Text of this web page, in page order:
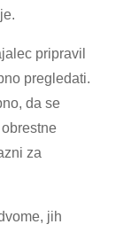
pripravil
pregledati.
da se
za
jih